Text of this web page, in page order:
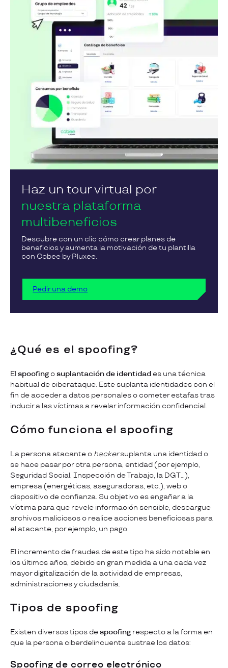
Haz un tour virtual por
nuestra plataforma
multibeneficios
Descubre con un clic cómo crear planes de
beneficios y aumenta la motivación de tu plantilla
con Cobee by Pluxee.
Pedir una demo
¿Qué es el spoofing?
El spoofingosuplantación de identidad es una técnica
habitual de ciberataque. Este suplanta identidades con el
fin de acceder a datos personales o cometer estafas tras
inducir a las víctimas a revelar información confidencial.
Cómo funciona el spoofing
La persona atacante o hackersuplanta una identidad o
se hace pasar por otra persona, entidad (por ejemplo,
Seguridad Social, Inspección de Trabajo, la DGT…),
empresa (energéticas, aseguradoras, etc.), web o
dispositivo de confianza. Su objetivo es engañar a la
víctima para que revele información sensible, descargue
archivos maliciosos o realice acciones beneficiosas para
el atacante, por ejemplo, un pago.
El incremento de fraudes de este tipo ha sido notable en
los últimos años, debido en gran medida a una cada vez
mayor digitalización de la actividad de empresas,
administraciones y ciudadanía.
Tipos de spoofing
Existen diversos tipos despoofingrespecto a la forma en
que la persona ciberdelincuente sustrae los datos:
Spoofing de correo electrónico